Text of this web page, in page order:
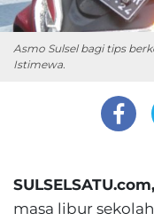
Asmo Sulsel bagi tips
Istimewa.
masa libur